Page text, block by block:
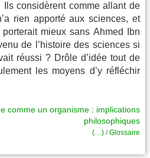
considèrent comme allant de
rien apporté aux sciences, et
mieux sans Ahmed Ibn
de l’histoire des sciences si
réussi ? Drôle d’idée tout de
les moyens d’y réfléchir
comme un organisme : implications
philosophiques
(…) /Glossaire